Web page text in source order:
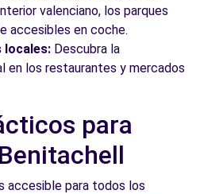
valenciano, los parques
accesibles en coche.
locales: Descubra la
en los restaurantes y mercados
para
accesible para todos los